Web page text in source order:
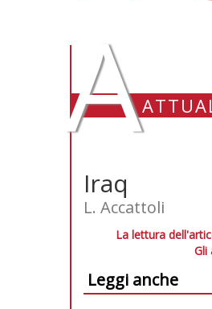
A
Iraq
L. Accattoli
La lettura
Gli
Leggi anche